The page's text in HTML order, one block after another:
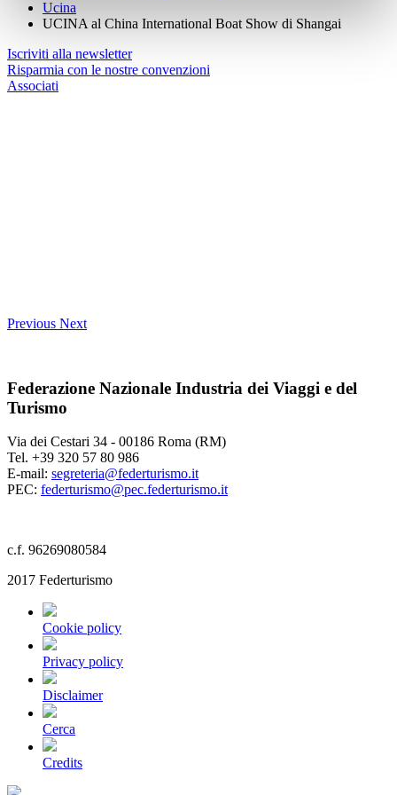
Ucina
UCINA al China International Boat Show di Shangai
Iscriviti alla newsletter
Risparmia con le nostre convenzioni
Associati
Previous Next
Federazione Nazionale Industria dei Viaggi e del
Turismo
Via dei Cestari 34 - 00186 Roma (RM)
Tel. +39 320 57 80 986
E-mail: segreteria@federturismo.it
PEC: federturismo@pec.federturismo.it
c.f. 96269080584
2017 Federturismo
Cookie policy
Privacy policy
Disclaimer
Cerca
Credits